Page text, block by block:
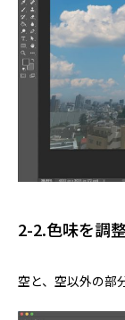
2-2.色味を調
空と、空以外の部